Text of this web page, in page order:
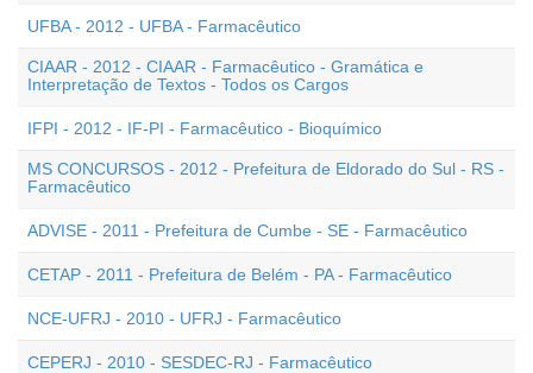
UFBA - 2012 - UFBA - Farmacêutico
CIAAR - 2012 - CIAAR - Farmacêutico - Gramática e
Interpretação de Textos - Todos os Cargos
IFPI - 2012 - IF-PI - Farmacêutico - Bioquímico
MS CONCURSOS - 2012 - Prefeitura de Eldorado do Sul - RS -
Farmacêutico
ADVISE - 2011 - Prefeitura de Cumbe - SE - Farmacêutico
CETAP - 2011 - Prefeitura de Belém - PA - Farmacêutico
NCE-UFRJ - 2010 - UFRJ - Farmacêutico
CEPERJ - 2010 - SESDEC-RJ - Farmacêutico